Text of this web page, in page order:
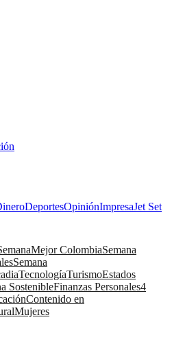
DeportesOpiniónImpresaJet Set
Mejor ColombiaSemana
Semana
TecnologíaTurismoEstados
SostenibleFinanzas Personales4
Contenido en
Mujeres